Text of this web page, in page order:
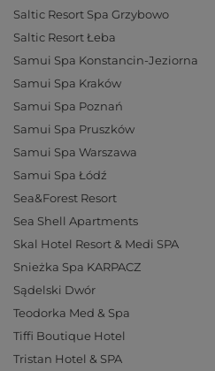
Saltic Resort Spa Grzybowo
Saltic Resort Łeba
Samui Spa Konstancin-Jeziorna
Samui Spa Kraków
Samui Spa Poznań
Samui Spa Pruszków
Samui Spa Warszawa
Samui Spa Łódź
Sea&Forest Resort
Sea Shell Apartments
Skal Hotel Resort & Medi SPA
Snieżka Spa KARPACZ
Sądelski Dwór
Teodorka Med & Spa
Tiffi Boutique Hotel
Tristan Hotel & SPA